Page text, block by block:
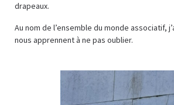
drapeaux.
Au nom de l’ensemble du monde associatif,
nous apprennent à ne pas oublier.